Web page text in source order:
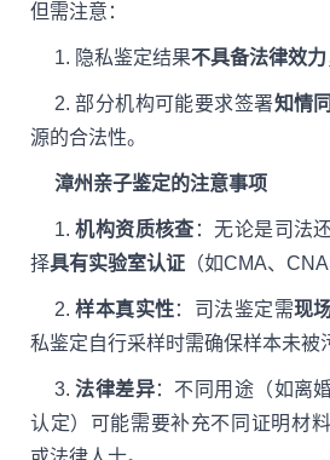
但需注意：
1. 隐私鉴定结果不具备法律效力
2. 部分机构可能要求签署知情
源的合法性。
漳州亲子鉴定的注意事项
1.机构资质核查 ：无论是司法
择具有实验室认证 （如CMA、
2.样本真实性：司法鉴定需现
私鉴定自行采样时需确保样本未被
3.法律差异：不同用途（如离
认定）可能需要补充不同证明材